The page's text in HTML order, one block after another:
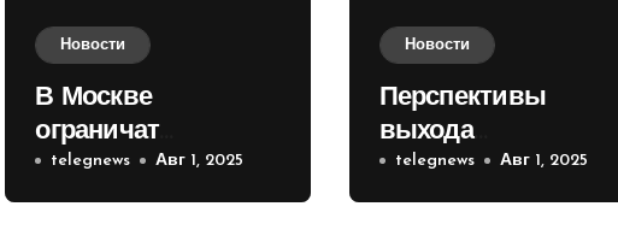
Новости
В Москве
ограничат
движение на
Садовом кольце
telegnews Авг 1, 2025
Новости
Перспективы
выхода
российских войск к
Киеву зимой
telegnews Авг 1, 2025